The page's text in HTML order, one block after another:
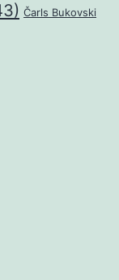
Čarls Bukovski